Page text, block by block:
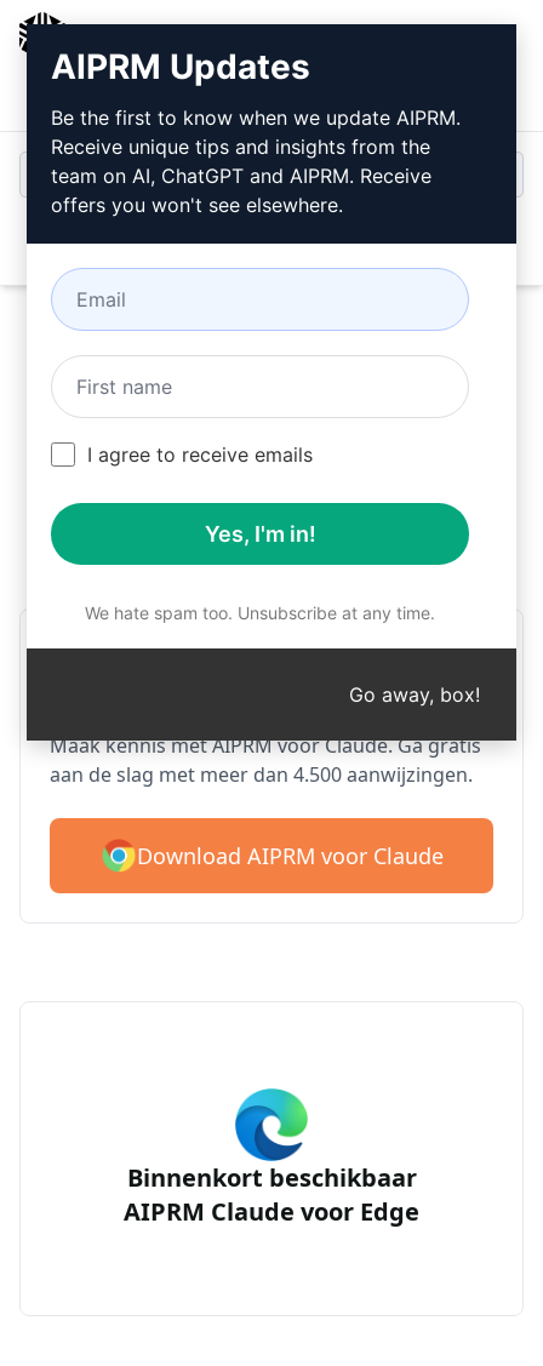
Inloggen
Probeer nu deze
Claude
Prompt
Stap 1: Download AIPRM gratis
AIPRM Claude voor Google
Maak kennis met AIPRM voor Claude. Ga gratis
aan de slag met meer dan 4.500 aanwijzingen.
Download AIPRM voor Claude
Binnenkort beschikbaar
AIPRM Claude voor Edge
AIPRM Updates
Be the first to know when we update AIPRM.
Receive unique tips and insights from the
team on AI, ChatGPT and AIPRM. Receive
offers you won't see elsewhere.
I agree to receive emails
Yes, I'm in!
We hate spam too. Unsubscribe at any time.
Go away, box!